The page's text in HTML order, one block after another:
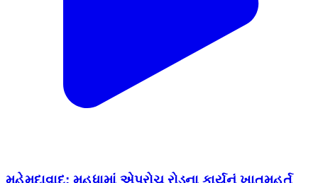
મહેમદાવાદ: મહુધામાં એપ્રોચ રોડના કાર્યનું ખાતમુહૂર્ત